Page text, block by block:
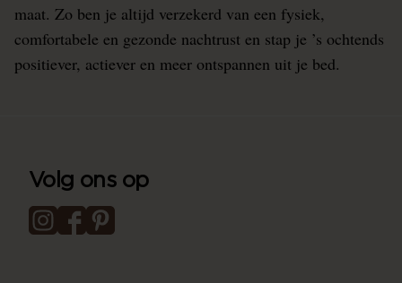
maat. Zo ben je altijd verzekerd van een fysiek,
comfortabele en gezonde nachtrust en stap je ’s ochtends
positiever, actiever en meer ontspannen uit je bed.
Volg ons op